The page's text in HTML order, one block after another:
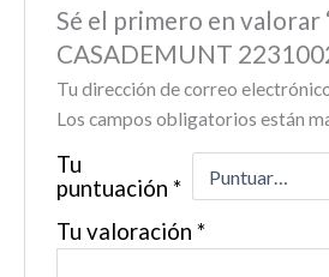
Sé el primero en valorar
CASADEMUNT
Tu dirección de correo
Los campos obligatorios están
Tu
puntuación *
Tu valoración *